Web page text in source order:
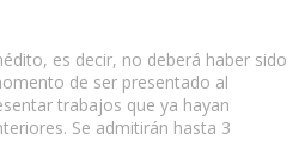
es decir, no deberá haber sido
de ser presentado al
trabajos que ya hayan
Se admitirán hasta 3